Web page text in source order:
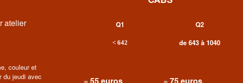
atelier
Q1
< 642
Q2
de 643 à 1040
couleur et
du jeudi avec